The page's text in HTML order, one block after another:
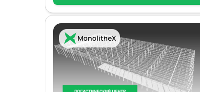
MonolitheX